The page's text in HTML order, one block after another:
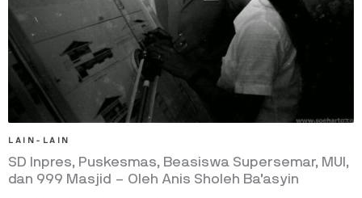
LAIN-LAIN
SD Inpres, Puskesmas, Beasiswa Supersemar, MUI,
dan 999 Masjid – Oleh Anis Sholeh Ba’asyin